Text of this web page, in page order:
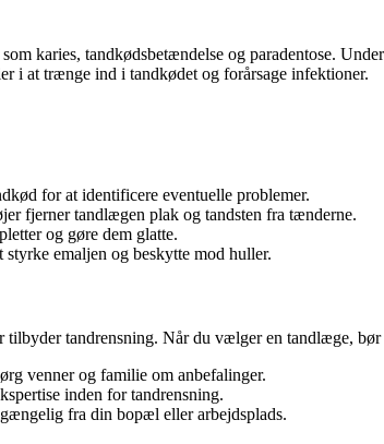
karies, tandkødsbetændelse og paradentose.
i at trænge ind i tandkødet og forårsage infektioner.
for at identificere eventuelle problemer.
fjerner tandlægen plak og tandsten fra tænderne.
og gøre dem glatte.
emaljen og beskytte mod huller.
tandrensning. Når du vælger en tandlæge, bør
venner og familie om anbefalinger.
inden for tandrensning.
fra din bopæl eller arbejdsplads.